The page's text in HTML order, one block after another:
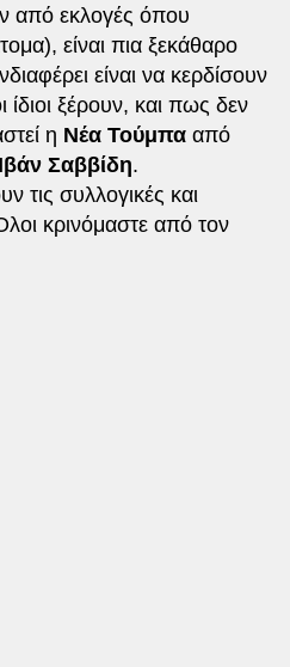
από εκλογές όπου
είναι πια ξεκάθαρο
είναι να κερδίσουν
ξέρουν, και πως δεν
η Νέα Τούμπααπό
Ιβάν Σαββίδη.
συλλογικές και
κρινόμαστε από τον